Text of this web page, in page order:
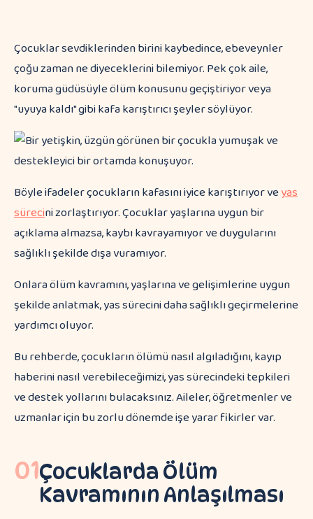
Çocuklar sevdiklerinden birini kaybedince, ebeveynler
çoğu zaman ne diyeceklerini bilemiyor. Pek çok aile,
koruma güdüsüyle ölüm konusunu geçiştiriyor veya
"uyuya kaldı" gibi kafa karıştırıcı şeyler söylüyor.
Böyle ifadeler çocukların kafasını iyice karıştırıyor veyas
sürecini zorlaştırıyor. Çocuklar yaşlarına uygun bir
açıklama almazsa, kaybı kavrayamıyor ve duygularını
sağlıklı şekilde dışa vuramıyor.
Onlara ölüm kavramını, yaşlarına ve gelişimlerine uygun
şekilde anlatmak, yas sürecini daha sağlıklı geçirmelerine
yardımcı oluyor.
Bu rehberde, çocukların ölümü nasıl algıladığını, kayıp
haberini nasıl verebileceğimizi, yas sürecindeki tepkileri
ve destek yollarını bulacaksınız. Aileler, öğretmenler ve
uzmanlar için bu zorlu dönemde işe yarar fikirler var.
01Çocuklarda Ölüm
Kavramının Anlaşılması